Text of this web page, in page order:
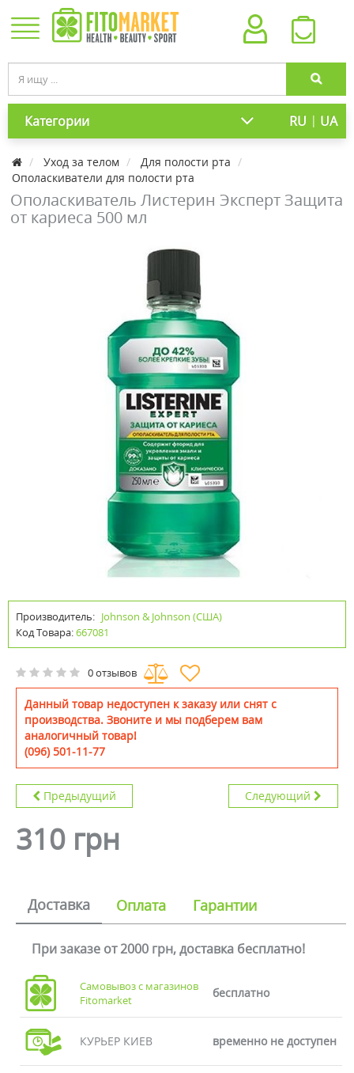
Категории RU | UA
Уход за телом
Для полости рта
Ополаскиватели для полости рта
Ополаскиватель Листерин Эксперт Защита
от кариеса 500 мл
Производитель: Johnson & Johnson (США)
Код Товара:667081
0 отзывов
Данный товар недоступен к заказу или снят с
производства. Звоните и мы подберем вам
аналогичный товар!
(096) 501-11-77
Предыдущий Следующий
310 грн
Доставка Оплата Гарантии
При заказе от 2000 грн, доставка бесплатно!
Самовывоз с магазинов
Fitomarket
бесплатно
КУРЬЕР КИЕВ временно не доступен